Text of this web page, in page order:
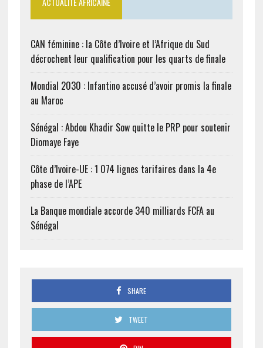
CAN féminine : la Côte d’Ivoire et l’Afrique du Sud
décrochent leur qualification pour les quarts de finale
Mondial 2030 : Infantino accusé d’avoir promis la finale
au Maroc
Sénégal : Abdou Khadir Sow quitte le PRP pour soutenir
Diomaye Faye
Côte d’Ivoire-UE : 1 074 lignes tarifaires dans la 4e
phase de l’APE
La Banque mondiale accorde 340 milliards FCFA au
Sénégal
SHARE
TWEET